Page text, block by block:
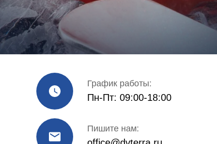
График работы:
Пн-Пт: 09:00-18:00
Пишите нам: